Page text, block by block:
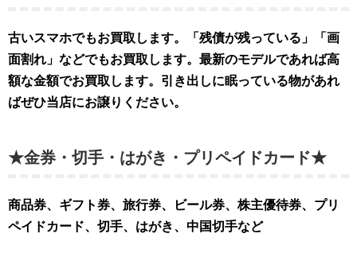
古いスマホでもお買取します。「残債が残っている」「画
面割れ」などでもお買取します。最新のモデルであれば高
額な金額でお買取します。引き出しに眠っている物があれ
ばぜひ当店にお譲りください。
★金券・切手・はがき・プリペイドカード★
商品券、ギフト券、旅行券、ビール券、株主優待券、プリ
ペイドカード、切手、はがき、中国切手など